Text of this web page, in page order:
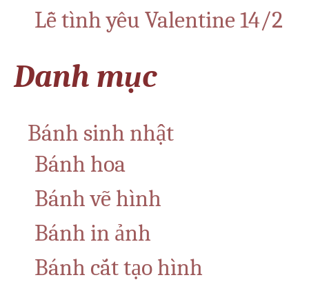
Lễ tình yêu Valentine 14/2
Danh mục
Bánh sinh nhật
Bánh hoa
Bánh vẽ hình
Bánh in ảnh
Bánh cắt tạo hình